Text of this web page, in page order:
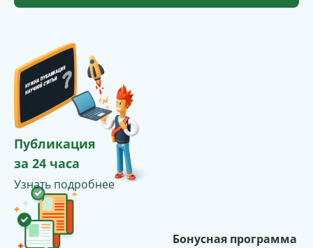
Публикация
за 24 часа
Узнать подробнее
Бонусная программа